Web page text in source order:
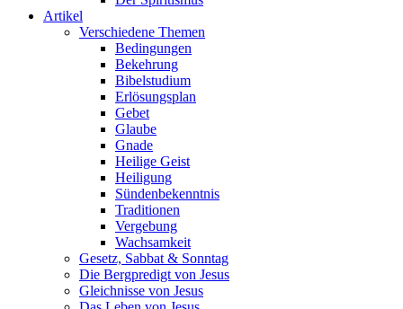
Artikel
Verschiedene Themen
Bedingungen
Bekehrung
Bibelstudium
Erlösungsplan
Gebet
Glaube
Gnade
Heilige Geist
Heiligung
Sündenbekenntnis
Traditionen
Vergebung
Wachsamkeit
Gesetz, Sabbat & Sonntag
Die Bergpredigt von Jesus
Gleichnisse von Jesus